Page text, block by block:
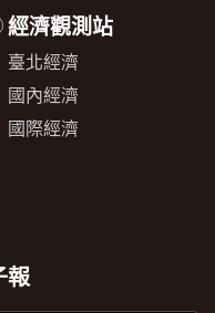
經濟觀測站
臺北經濟
國內經濟
國際經濟
報